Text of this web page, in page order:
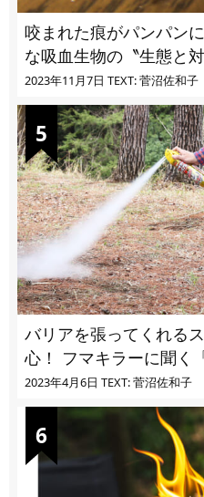
咬まれた痕がパンパン
な吸血生物の〝生態と
ユ・ヌカカ】
2023年11月7日 TEXT: 菅沼佐和子
バリアを張ってくれる
心！ フマキラーに聞く「最強の虫撃退グッズ
vol.4」【キャンプサイ
2023年4月6日 TEXT: 菅沼佐和子